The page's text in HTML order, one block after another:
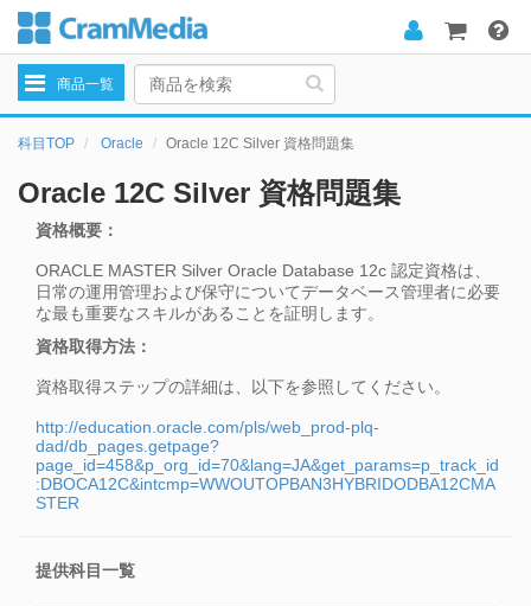
navigation
商品一覧
科目TOP Oracle Oracle 12C Silver 資格問題集
Oracle 12C Silver 資格問題集
資格概要：
ORACLE MASTER Silver Oracle Database 12c 認定資格は、
日常の運用管理および保守についてデータベース管理者に必要
な最も重要なスキルがあることを証明します。
資格取得方法：
資格取得ステップの詳細は、以下を参照してください。
http://education.oracle.com/pls/web_prod-plq-
dad/db_pages.getpage?
page_id=458&p_org_id=70&lang=JA&get_params=p_track_id
:DBOCA12C&intcmp=WWOUTOPBAN3HYBRIDODBA12CMA
STER
提供科目一覧